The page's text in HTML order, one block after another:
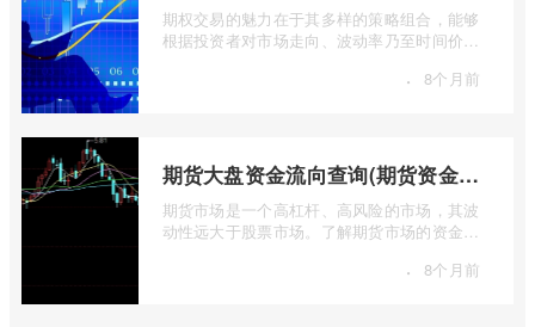
期权交易的魅力在于其多样的策略组合，能够
根据投资者对市场走向、波动率乃至时间价值
· 8个月前
期货大盘资金流向查询(期货资金流向查询)
期货市场是一个高杠杆、高风险的市场，其波
动性远大于股票市场。了解期货市场的资金流
· 8个月前